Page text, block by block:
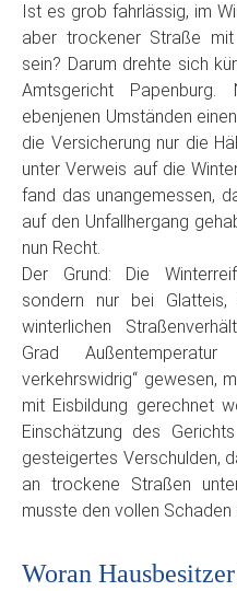
Ist es grob fahrlässig, im
aber trockener Straße
sein? Darum drehte sich
Amtsgericht
ebenjenen Umständen
die Versicherung nur die
unter Verweis auf die
fand das unangemessen,
auf den Unfallhergang
nun Recht.
Der Grund: Die
sondern nur bei
winterlichen
Grad
verkehrswidrig“ gewesen,
mit Eisbildung gerechnet
Einschätzung des
gesteigertes Verschulden,
an trockene Straßen
musste den vollen Schaden
Woran